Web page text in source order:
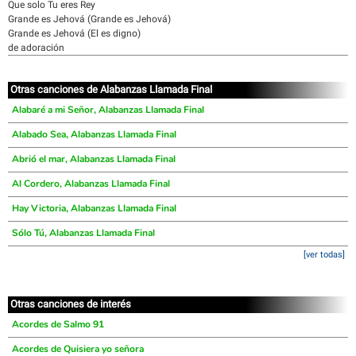
Que solo Tu eres Rey
Grande es Jehová (Grande es Jehová)
Grande es Jehová (El es digno)
de adoración
Otras canciones de Alabanzas Llamada Final
Alabaré a mi Señor, Alabanzas Llamada Final
Alabado Sea, Alabanzas Llamada Final
Abrió el mar, Alabanzas Llamada Final
Al Cordero, Alabanzas Llamada Final
Hay Victoria, Alabanzas Llamada Final
Sólo Tú, Alabanzas Llamada Final
[ver todas]
Otras canciones de interés
Acordes de Salmo 91
Acordes de Quisiera yo señora